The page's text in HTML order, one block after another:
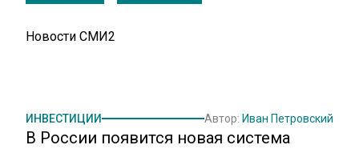
Новости СМИ2
ИНВЕСТИЦИИ Автор: Иван Петровский
В России появится новая система